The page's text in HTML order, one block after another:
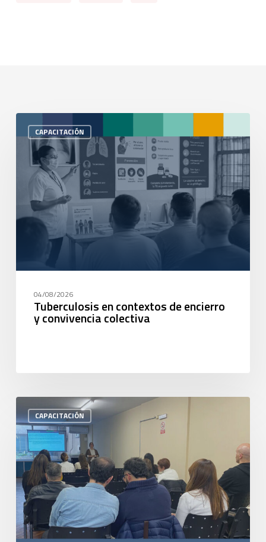
CAPACITACIÓN
04/08/2026
Tuberculosis en contextos de encierro
y convivencia colectiva
CAPACITACIÓN